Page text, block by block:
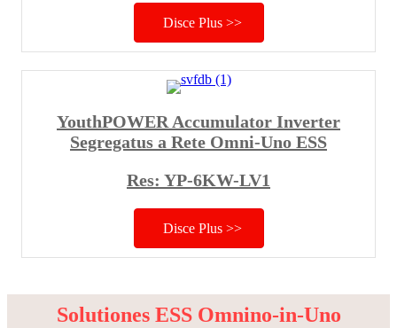
Disce Plus >>
YouthPOWER Accumulator Inverter
Segregatus a Rete Omni-Uno ESS
Res: YP-6KW-LV1
Disce Plus >>
Solutiones ESS Omnino-in-Uno